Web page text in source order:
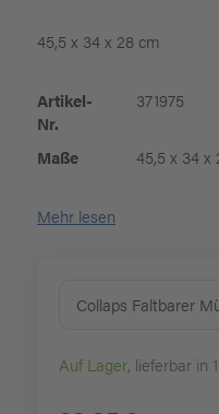
45,5 x 34 x 28 cm
Artikel-
Nr.
371975
Maße 45,5 x 34 x
Mehr lesen
Collaps Faltbarer
Auf Lager, lieferbar in